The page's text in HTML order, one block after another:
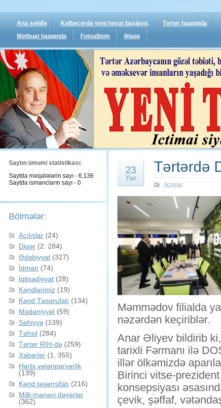
Ana səhifə Kəlbəcərdə yeni həyat başlayır.
Tərtər haqqında
Mətbuat haqqında
Fotoalbom Əlaqə
Saytın ümumi statistikası:
Saytda məqalələrin sayı - 6,136
Saytda ismarıcların sayı - 0
Bölmələr:
Açılışlar (24)
Digər (2. 284)
Ədəbiyyat (327)
İdman (74)
İqtisadiyyat (28)
Kəndlərimiz (19)
Kənd Təsərufatı (134)
Mədəniyyət (59)
Səhiyyə (139)
Təhsil (284)
Tərtər RİH-də (259)
Xəbərlər (1. 355)
Hərbi vətənpərvərlik
(139)
Kənd təsərrüfatı (216)
Milli-mənəvi dəyərlər
(362)
23
Yan
Tərtərdə
Açılışlar
Məmmədov filialda
nəzərdən keçiriblər.
Anar Əliyev bildirib
tarixli Fərmanı ilə
illər ölkəmizdə
Birinci vitse-
konsepsiyası
çevik, şəffaf,